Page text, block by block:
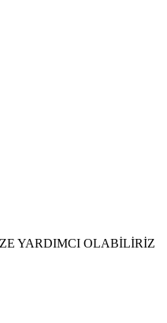
YARDIMCI OLABİLİRİZ